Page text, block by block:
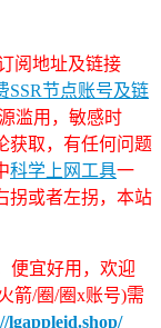
阅地址及链接
SSR节点账号及链
滥用，敏感时
获取，有任何问题
科学上网工具一
拐或者左拐，本站
便宜好用，欢迎
箭/圈/圈x账号)需
lgappleid.shop/